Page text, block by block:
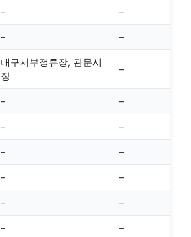
– –
– –
대구서부정류장, 관문시
장
–
– –
– –
– –
– –
– –
– –